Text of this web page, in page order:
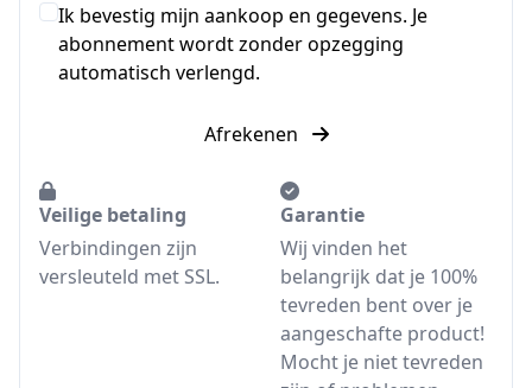
Ik bevestig mijn aankoop en gegevens. Je
abonnement wordt zonder opzegging
automatisch verlengd.
Afrekenen
Veilige betaling
Verbindingen zijn
versleuteld met SSL.
Garantie
Wij vinden het
belangrijk dat je 100%
tevreden bent over je
aangeschafte product!
Mocht je niet tevreden